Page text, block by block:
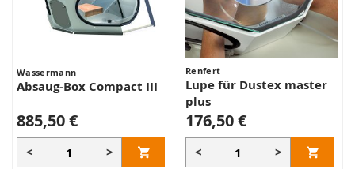
Wassermann
Absaug-Box Compact III
885,50 €
< >
Renfert
Lupe für Dustex master
plus
176,50 €
< >